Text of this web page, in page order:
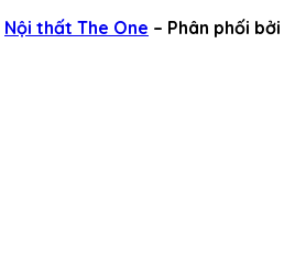
Nội thất The One – Phân phối bởi